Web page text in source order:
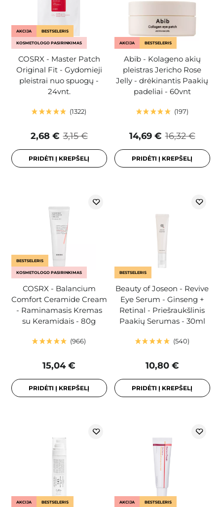
AKCIJA BESTSELERIS
KOSMETOLOGO PASIRINKIMAS
COSRX - Master Patch
Original Fit - Gydomieji
pleistrai nuo spuogų -
24vnt.
1322
3,15 €
2,68 €
PRIDĖTI Į KREPŠELĮ
AKCIJA BESTSELERIS
Abib - Kolageno akių
pleistras Jericho Rose
Jelly - drėkinantis Paakių
padeliai - 60vnt
197
16,32 €
14,69 €
PRIDĖTI Į KREPŠELĮ
BESTSELERIS
KOSMETOLOGO PASIRINKIMAS
COSRX - Balancium
Comfort Ceramide Cream
- Raminamasis Kremas
su Keramidais - 80g
966
15,04 €
PRIDĖTI Į KREPŠELĮ
BESTSELERIS
Beauty of Joseon - Revive
Eye Serum - Ginseng +
Retinal - Priešraukšlinis
Paakių Serumas - 30ml
540
10,80 €
PRIDĖTI Į KREPŠELĮ
AKCIJA BESTSELERIS AKCIJA BESTSELERIS